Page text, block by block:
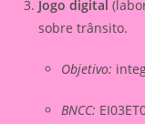
Jogo digital
sobre trânsito.
Objetivo:
BNCC: